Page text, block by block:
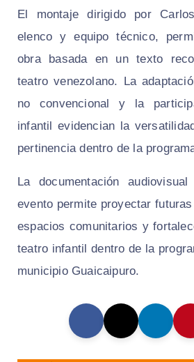
El montaje dirigido por
elenco y equipo técnico,
obra basada en un texto
teatro venezolano. La
no convencional y la
infantil evidencian la
pertinencia dentro de la
La documentación
evento permite proyectar
espacios comunitarios y
teatro infantil dentro de la
municipio Guaicaipuro.